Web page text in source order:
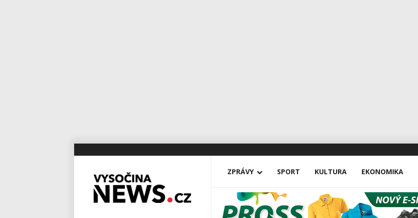
ZPRÁVY SPORT KULTURA EKONOMIKA